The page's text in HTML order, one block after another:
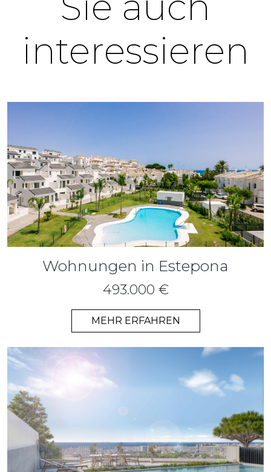
interessieren
Wohnungen in Estepona
493.000 €
MEHR ERFAHREN